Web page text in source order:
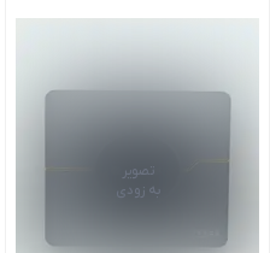
تصویر
به زودی